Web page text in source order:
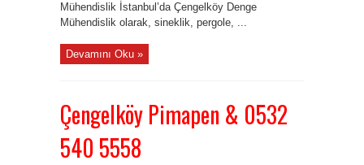
Mühendislik İstanbul’da Çengelköy Denge
Mühendislik olarak, sineklik, pergole, ...
Devamını Oku »
Çengelköy Pimapen & 0532
540 5558